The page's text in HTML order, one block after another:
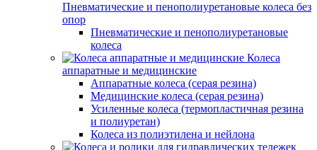
Пневматические и пенополиуретановые колеса без
опор
Пневматические и пенополиуретановые
колеса
Колеса
аппаратные и медицинские
Аппаратные колеса (серая резина)
Медицинские колеса (серая резина)
Усиленные колеса (термопластичная резина
и полиуретан)
Колеса из полиэтилена и нейлона